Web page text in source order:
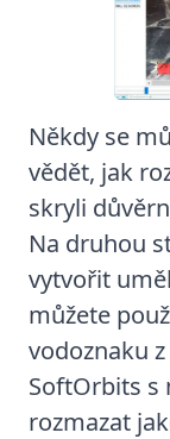
Někdy se
vědět, jak
skryli
Na druhou
vytvořit
můžete
vodoznaku
SoftOrbits s
rozmazat